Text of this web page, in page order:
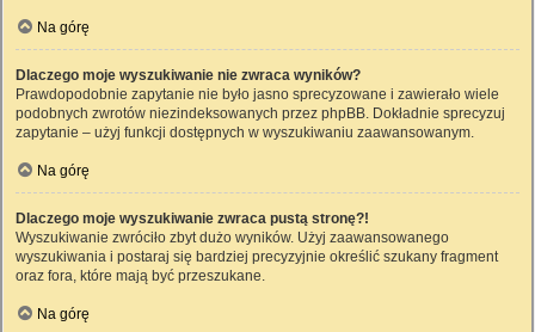
Na górę
Dlaczego moje wyszukiwanie nie zwraca wyników?
Prawdopodobnie zapytanie nie było jasno sprecyzowane i zawierało wiele
podobnych zwrotów niezindeksowanych przez phpBB. Dokładnie sprecyzuj
zapytanie – użyj funkcji dostępnych w wyszukiwaniu zaawansowanym.
Na górę
Dlaczego moje wyszukiwanie zwraca pustą stronę?!
Wyszukiwanie zwróciło zbyt dużo wyników. Użyj zaawansowanego
wyszukiwania i postaraj się bardziej precyzyjnie określić szukany fragment
oraz fora, które mają być przeszukane.
Na górę